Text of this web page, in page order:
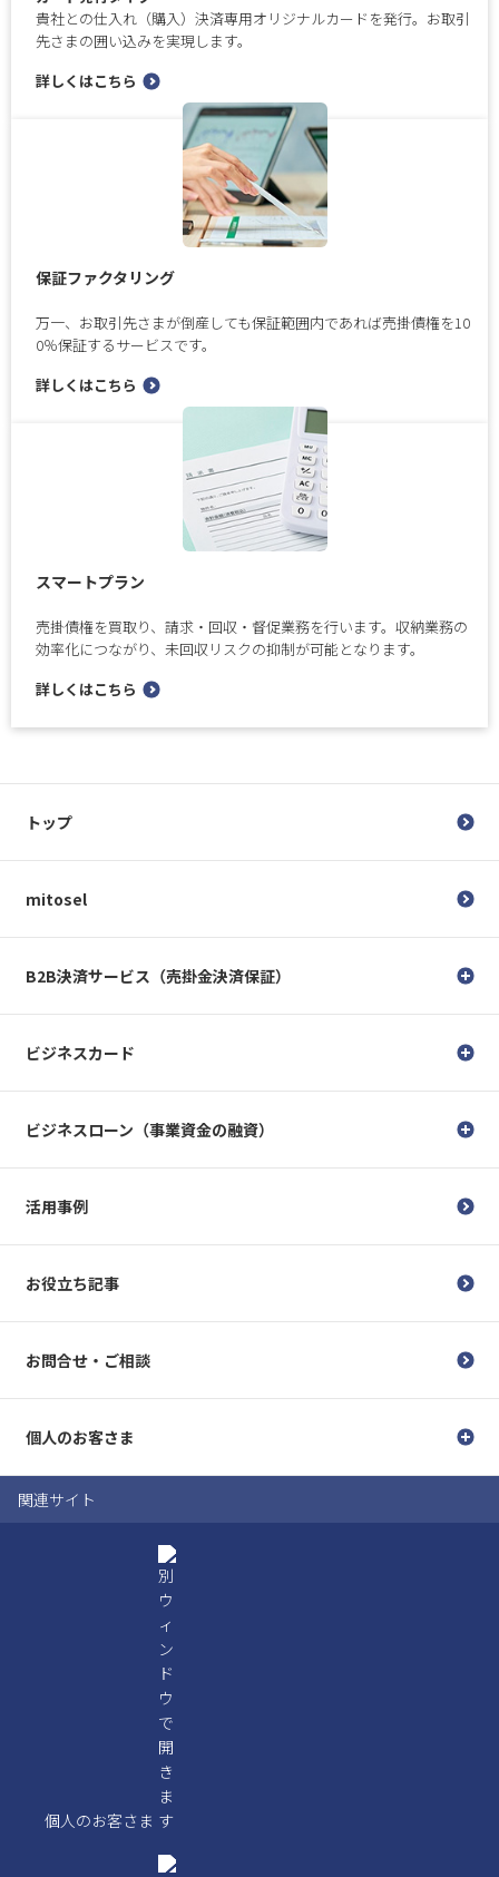
貴社との仕入れ（購入）決済専用オリジナルカードを発行。お取引
先さまの囲い込みを実現します。
詳しくはこちら
保証ファクタリング
万一、お取引先さまが倒産しても保証範囲内であれば売掛債権を10
0％保証するサービスです。
詳しくはこちら
スマートプラン
売掛債権を買取り、請求・回収・督促業務を行います。収納業務の
効率化につながり、未回収リスクの抑制が可能となります。
詳しくはこちら
トップ
mitosel
B2B決済サービス（売掛金決済保証）
ビジネスカード
ビジネスローン（事業資金の融資）
活用事例
お役立ち記事
お問合せ・ご相談
個人のお客さま
関連サイト
個人のお客さま